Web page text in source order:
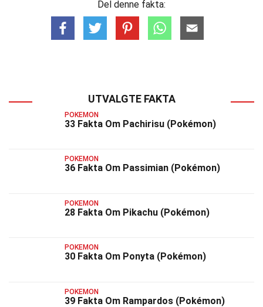
Del denne fakta:
UTVALGTE FAKTA
POKEMON
33 Fakta Om Pachirisu (Pokémon)
POKEMON
36 Fakta Om Passimian (Pokémon)
POKEMON
28 Fakta Om Pikachu (Pokémon)
POKEMON
30 Fakta Om Ponyta (Pokémon)
POKEMON
39 Fakta Om Rampardos (Pokémon)